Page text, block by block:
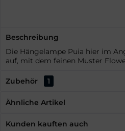
Beschreibung
Die Hängelampe Puia hier im
auf, mit dem feinen Muster
Zubehör 1
Ähnliche Artikel
Kunden kauften auch